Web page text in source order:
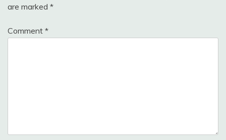
are marked *
Comment *